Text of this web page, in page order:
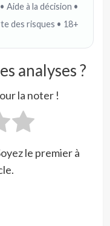
Aide à la décision •
des risques • 18+
analyses ?
la noter !
le premier à